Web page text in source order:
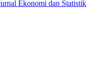
Ekonomi dan Statistik